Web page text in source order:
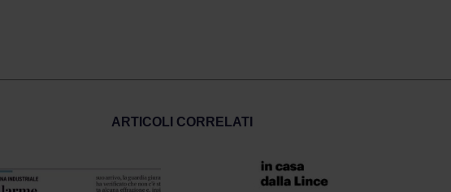
ARTICOLI CORRELATI